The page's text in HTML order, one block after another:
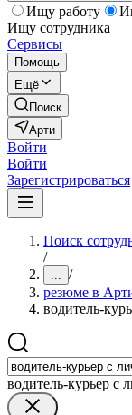
Ищу работу
Ищу сотрудника
Сервисы
Помощь
Ещё
Поиск
Арти
Войти
Войти
Зарегистрироваться
Поиск
/
... /
резюме в
водитель-
водитель-курьер с